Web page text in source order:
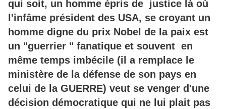
qui soit, un homme épris de justice là où
l'infâme président des USA, se croyant un
homme digne du prix Nobel de la paix est
un "guerrier " fanatique et souvent en
même temps imbécile (il a remplace le
ministère de la défense de son pays en
celui de la GUERRE) veut se venger d'une
décision démocratique qui ne lui plait pas